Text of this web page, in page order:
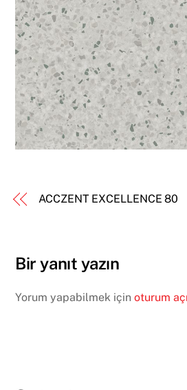
ACCZENT EXCELLENCE 80
Bir yanıt yazın
Yorum yapabilmek içinoturum